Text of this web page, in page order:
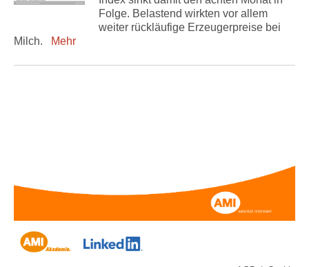
Folge. Belastend wirkten vor allem
weiter rückläufige Erzeugerpreise bei
Milch.
Mehr